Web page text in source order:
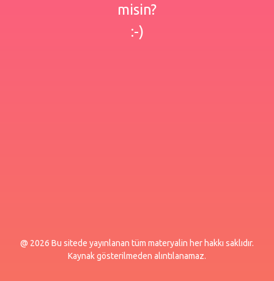
misin?
:-)
@ 2026 Bu sitede yayınlanan tüm materyalin her hakkı saklıdır.
Kaynak gösterilmeden alıntılanamaz.